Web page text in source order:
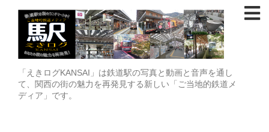
「えきログKANSAI」は鉄道駅の写真と動画と音声を通し
て、関西の街の魅力を再発見する新しい「ご当地的鉄道メ
ディア」です。